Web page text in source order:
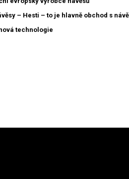
– Hesti – to je hlavně obchod s
technologie